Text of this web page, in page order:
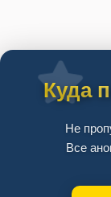
Куда
Не
Все